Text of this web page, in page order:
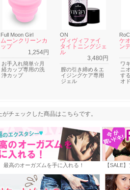
Full Moon Girl
ムーンクリーンカ
ップ
1,254円
お手入れ簡単☆月
経カップ専用の洗
浄カップ
ON
ヴィヴィファイ
タイトニングジェ
ル
3,480円
膣の引き締め＆エ
イジングケア専用
ジェル
RoC
ケ
ン
ワ
ニ
す
オ
がチェックした商品
がチェックした商品はこちらです。
最高のオーガズムを手に入れる！ 【SALE